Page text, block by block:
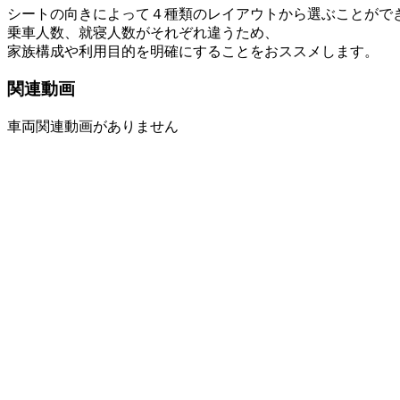
シートの向きによって４種類のレイアウトから選ぶことがで
乗車人数、就寝人数がそれぞれ違うため、
家族構成や利用目的を明確にすることをおススメします。
関連動画
車両関連動画がありません